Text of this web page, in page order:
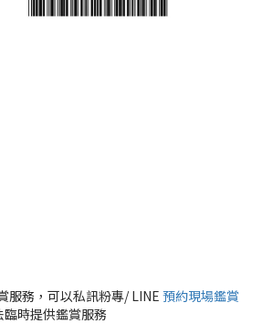
服務，可以私訊粉專/ LINE 預約現場鑑賞
時提供鑑賞服務